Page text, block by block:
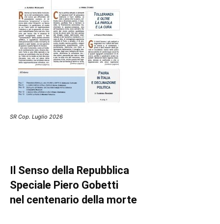
SR Cop. Luglio 2026
Il Senso della Repubblica
Speciale Piero Gobetti
nel centenario della morte